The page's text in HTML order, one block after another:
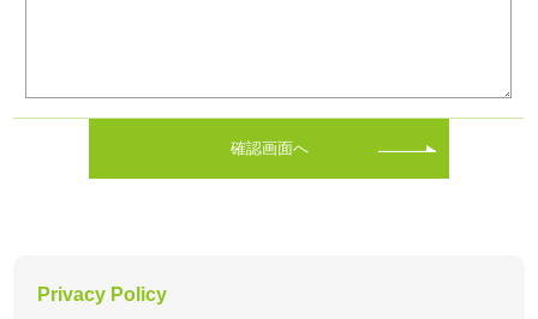
確認画面へ
Privacy Policy